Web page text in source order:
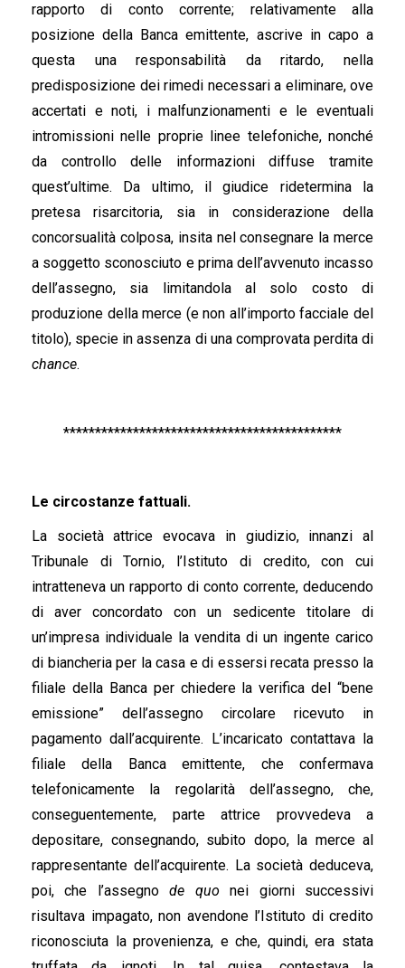
rapporto di conto corrente; relativamente alla
posizione della Banca emittente, ascrive in capo a
questa una responsabilità da ritardo, nella
predisposizione dei rimedi necessari a eliminare, ove
accertati e noti, i malfunzionamenti e le eventuali
intromissioni nelle proprie linee telefoniche, nonché
da controllo delle informazioni diffuse tramite
quest’ultime. Da ultimo, il giudice ridetermina la
pretesa risarcitoria, sia in considerazione della
concorsualità colposa, insita nel consegnare la merce
a soggetto sconosciuto e prima dell’avvenuto incasso
dell’assegno, sia limitandola al solo costo di
produzione della merce (e non all’importo facciale del
titolo), specie in assenza di una comprovata perdita di
chance.
********************************************
Le circostanze fattuali.
La società attrice evocava in giudizio, innanzi al
Tribunale di Tornio, l’Istituto di credito, con cui
intratteneva un rapporto di conto corrente, deducendo
di aver concordato con un sedicente titolare di
un’impresa individuale la vendita di un ingente carico
di biancheria per la casa e di essersi recata presso la
filiale della Banca per chiedere la verifica del “bene
emissione” dell’assegno circolare ricevuto in
pagamento dall’acquirente. L’incaricato contattava la
filiale della Banca emittente, che confermava
telefonicamente la regolarità dell’assegno, che,
conseguentemente, parte attrice provvedeva a
depositare, consegnando, subito dopo, la merce al
rappresentante dell’acquirente. La società deduceva,
poi, che l’assegnode quo nei giorni successivi
risultava impagato, non avendone l’Istituto di credito
riconosciuta la provenienza, e che, quindi, era stata